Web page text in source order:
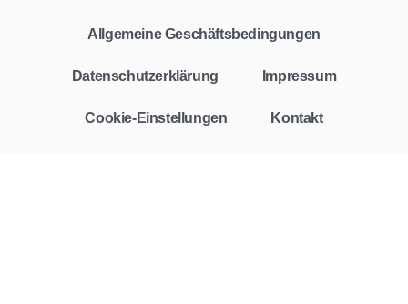
Vertragstyp
Leasing Finanzierung Barkauf Auto-Abo
Leasingfaktor
Allgemeine Geschäftsbedingungen
Datenschutzerklärung Impressum
Cookie-Einstellungen Kontakt